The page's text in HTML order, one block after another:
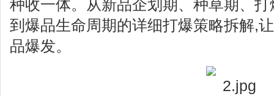
种收一体。从新品企划期、种草期、
到爆品生命周期的详细打爆策略拆解,
品爆发。